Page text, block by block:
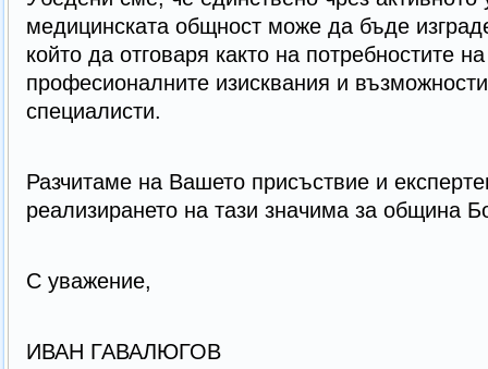
медицинската общност може да бъде
който да отговаря както на потребностите
професионалните изисквания и
специалисти.
Разчитаме на Вашето присъствие и
реализирането на тази значима за община
С уважение,
ИВАН ГАВАЛЮГОВ